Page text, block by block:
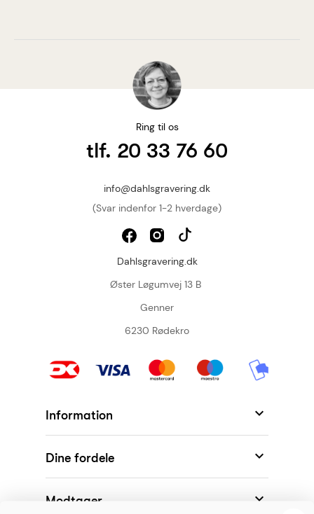
Ring til os
tlf. 20 33 76 60
info@dahlsgravering.dk
(Svar indenfor 1-2 hverdage)
Dahlsgravering.dk
Øster Løgumvej 13 B
Genner
6230 Rødekro
Information 
Dine fordele 
Modtager 